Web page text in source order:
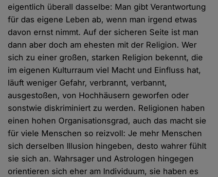
eigentlich überall dasselbe: Man gibt Verantwortung
für das eigene Leben ab, wenn man irgend etwas
davon ernst nimmt. Auf der sicheren Seite ist man
dann aber doch am ehesten mit der Religion. Wer
sich zu einer großen, starken Religion bekennt, die
im eigenen Kulturraum viel Macht und Einfluss hat,
läuft weniger Gefahr, verbrannt, verbannt,
ausgestoßen, von Hochhäusern geworfen oder
sonstwie diskriminiert zu werden. Religionen haben
einen hohen Organisationsgrad, auch das macht sie
für viele Menschen so reizvoll: Je mehr Menschen
sich derselben Illusion hingeben, desto wahrer fühlt
sie sich an. Wahrsager und Astrologen hingegen
orientieren sich eher am Individuum, sie haben es